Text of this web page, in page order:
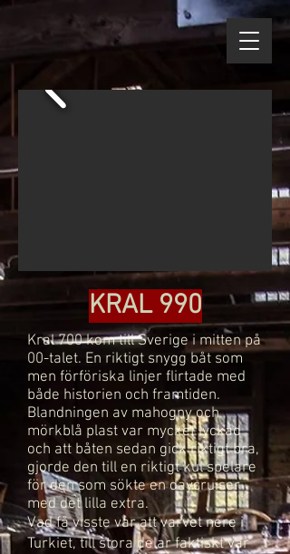
KRAL 990
Kral 700 kom till Sverige i mitten på
00-talet. En riktigt snygg båt som
men förföriska linjer flirtade med
både historien och framtiden.
Blandningen av mahogny och
mörkblå plast var mycket lyckad
och att båten sedan gick riktigt bra,
gjorde den till en riktigt kul spelare
för den som sökte en daycruiser
med det lilla extra.
Vad få visste var att varvet nere i
Turkiet, till stora delar faktiskt var